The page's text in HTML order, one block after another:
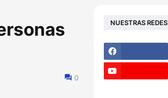
0
NUESTRAS REDES